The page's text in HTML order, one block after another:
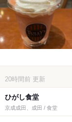
20時間前 更新
ひがし食堂
京成成田、成田 / 食堂